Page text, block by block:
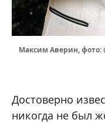
Максим Аверин, фото:
Достоверно
никогда не был